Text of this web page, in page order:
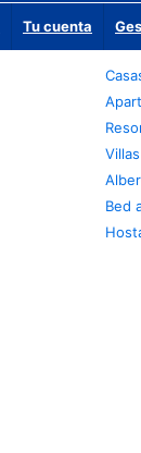
Tu cuenta
Villas
Bed